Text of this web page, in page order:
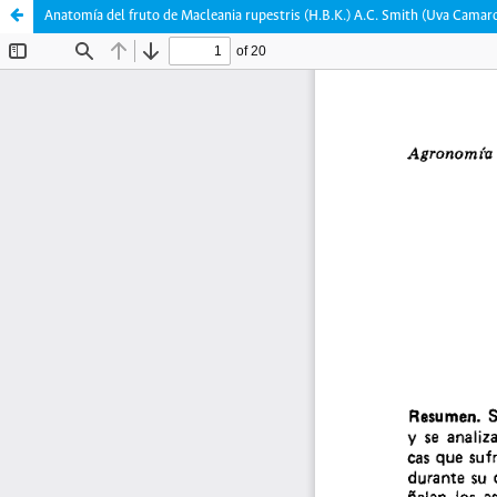
Anatomía del fruto de Macleania rupestris (H.B.K.) A.C. Smith (Uva